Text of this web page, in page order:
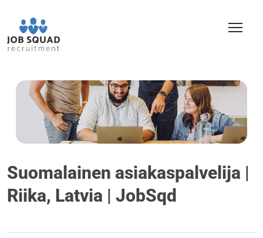
Suomalainen asiakaspalvelija |
Riika, Latvia | JobSqd